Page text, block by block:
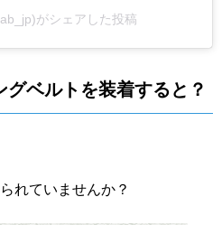
がシェアした投稿
ベルトを装着すると？
れていませんか？